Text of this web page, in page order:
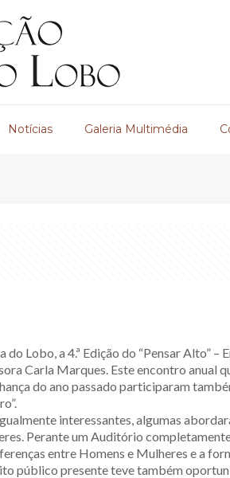
Notícias Galeria Multimédia
Lobo, a 4.ª Edição do “Pensar Alto”
Carla Marques. Este encontro anual
do ano passado participaram
interessantes, algumas
Perante um Auditório
entre Homens e Mulheres e a
público presente teve também